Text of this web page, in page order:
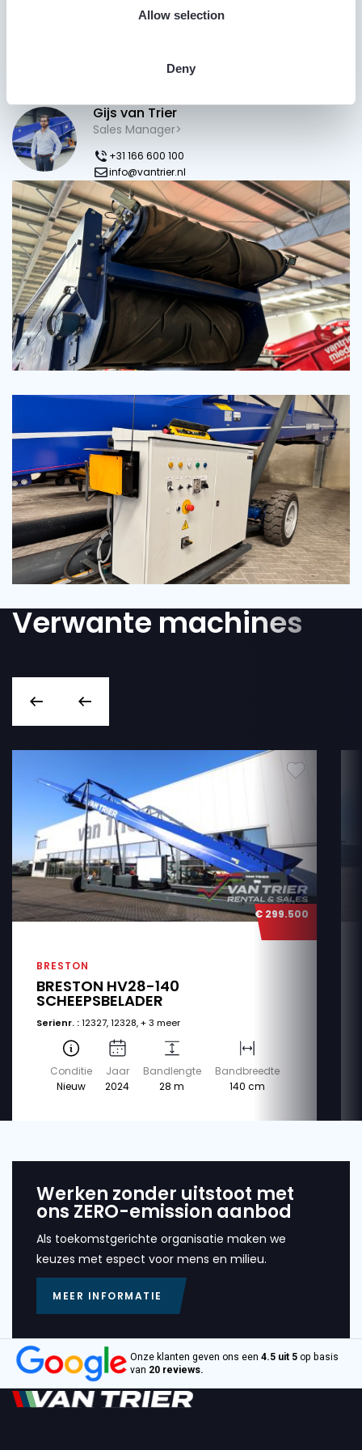
Allow selection
Deny
Gijs van Trier
Sales Manager>
+31 166 600 100
info@vantrier.nl
Verwante machines
€ 299.500
BRESTON
BRESTON HV28-140
SCHEEPSBELADER
Serienr. :12327, 12328, + 3 meer
Conditie
Nieuw
Jaar
2024
Bandlengte
28 m
Bandbreedte
140 cm
Werken zonder uitstoot met
ons ZERO-emission aanbod
Als toekomstgerichte organisatie maken we
keuzes met espect voor mens en milieu.
MEER INFORMATIE
Onze klanten geven ons een 4.5 uit 5 op basis
van 20 reviews.